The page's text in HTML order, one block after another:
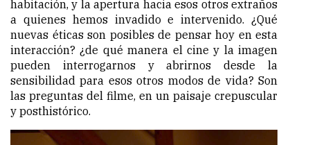
habitación, y la apertura hacia esos otros extraños
a quienes hemos invadido e intervenido. ¿Qué
nuevas éticas son posibles de pensar hoy en esta
interacción? ¿de qué manera el cine y la imagen
pueden interrogarnos y abrirnos desde la
sensibilidad para esos otros modos de vida? Son
las preguntas del filme, en un paisaje crepuscular
y posthistórico.